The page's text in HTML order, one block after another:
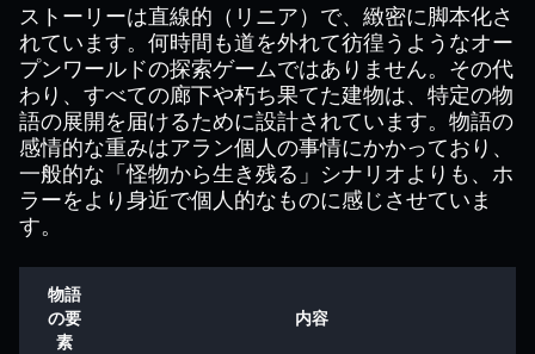
ストーリーは直線的（リニア）で、緻密に脚本化さ
れています。何時間も道を外れて彷徨うようなオー
プンワールドの探索ゲームではありません。その代
わり、すべての廊下や朽ち果てた建物は、特定の物
語の展開を届けるために設計されています。物語の
感情的な重みはアラン個人の事情にかかっており、
一般的な「怪物から生き残る」シナリオよりも、ホ
ラーをより身近で個人的なものに感じさせていま
す。
物語
の要
素
内容